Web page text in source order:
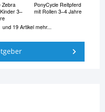
Zebra
3–
PonyCycle Reitpferd
mit Rollen 3–4 Jahre
und 19 Artikel mehr...